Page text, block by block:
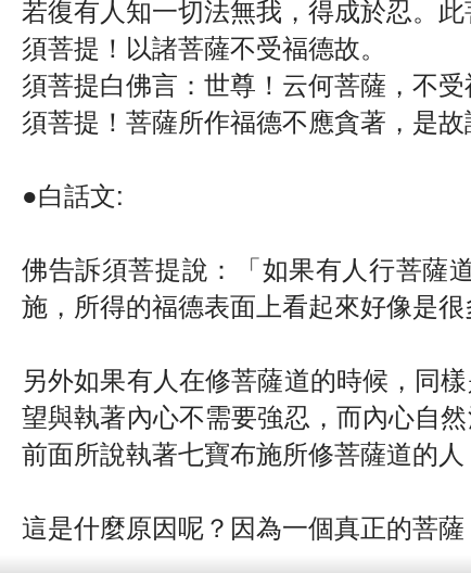
若復有人知一切法無我，得成於忍。此
須菩提！以諸菩薩不受福德故。
須菩提白佛言：世尊！云何菩薩，不受
須菩提！菩薩所作福德不應貪著，是故
●白話文:
佛告訴須菩提說：「如果有人行菩薩
施，所得的福德表面上看起來好像是很
另外如果有人在修菩薩道的時候，同
望與執著內心不需要強忍，而內心自
前面所說執著七寶布施所修菩薩道的人
這是什麼原因呢？因為一個真正的菩